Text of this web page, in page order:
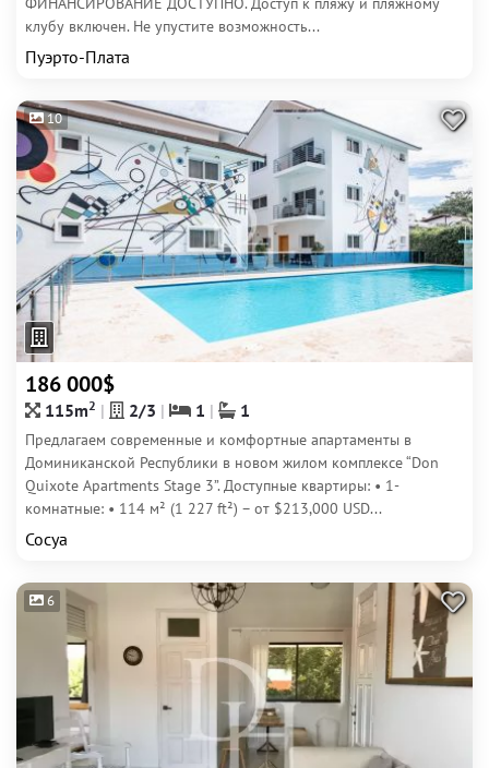
клубу включен. Не упустите возможность...
Пуэрто-Плата
10
186 000$
115m2 2/3 1 1
Предлагаем современные и комфортные апартаменты в
Доминиканской Республики в новом жилом комплексе “Don
Quixote Apartments Stage 3”. Доступные квартиры: • 1-
комнатные: • 114 м² (1 227 ft²) – от $213,000 USD...
Сосуа
6